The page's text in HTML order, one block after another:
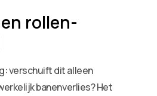
rollen-
verschuift dit alleen
banenverlies? Het